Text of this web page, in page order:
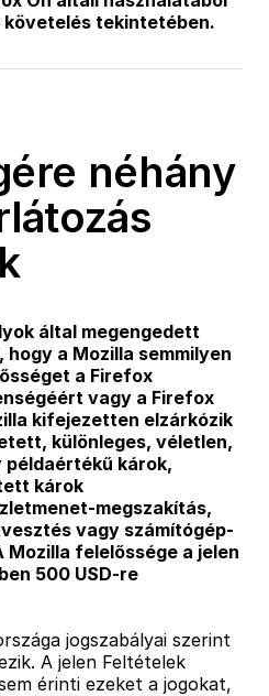
tekintetében.
néhány
által megengedett
a Mozilla semmilyen
a Firefox
vagy a Firefox
kifejezetten elzárkózik
különleges, véletlen,
károk,
károk
megszakítás,
vagy számítógép-
Mozilla felelőssége a jelen
500 USD-re
jogszabályai szerint
A jelen Feltételek
érinti ezeket a jogokat,